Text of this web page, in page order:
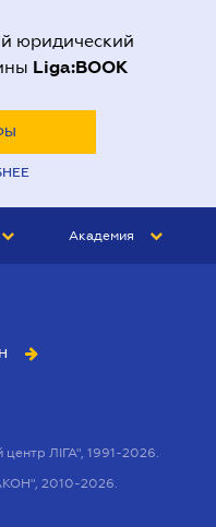
юридический
Liga:BOOK
Академия
центр ЛІГА", 1991-2026.
2010-2026.